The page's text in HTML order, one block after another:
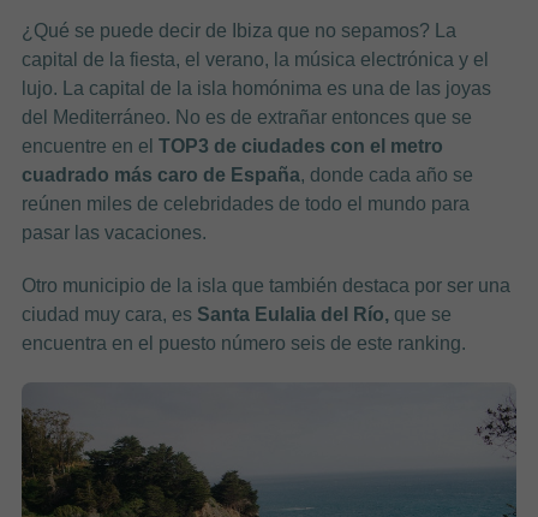
¿Qué se puede decir de Ibiza que no sepamos? La
capital de la fiesta, el verano, la música electrónica y el
lujo. La capital de la isla homónima es una de las joyas
del Mediterráneo. No es de extrañar entonces que se
encuentre en el TOP3 de ciudades con el metro
cuadrado más caro de España, donde cada año se
reúnen miles de celebridades de todo el mundo para
pasar las vacaciones.
Otro municipio de la isla que también destaca por ser una
ciudad muy cara, es Santa Eulalia del Río,que se
encuentra en el puesto número seis de este ranking.